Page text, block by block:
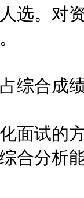
选。对
合成
试的方
合分析